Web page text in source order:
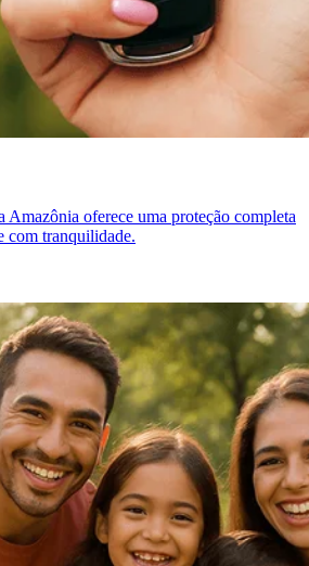
oferece uma proteção completa
com tranquilidade.